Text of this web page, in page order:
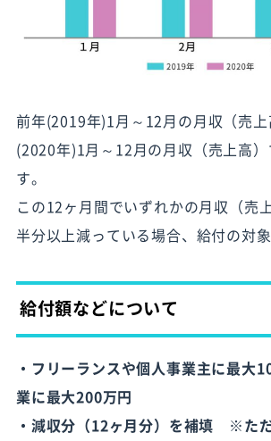
前年(2019年)1月～12月の月収（売
(2020年)1月～12月の月収（売上高）
す。
この12ヶ月間でいずれかの月収（売
半分以上減っている場合、給付の対象
給付額などについて
・フリーランスや個人事業主に最大
業に最大200万円
・減収分（12ヶ月分）を補填 ※た